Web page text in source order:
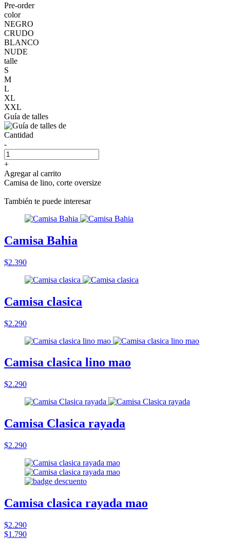
Pre-order
color
NEGRO
CRUDO
BLANCO
NUDE
talle
S
M
L
XL
XXL
Guía de talles
Cantidad
-
+
Agregar al carrito
Camisa de lino, corte oversize
También te puede interesar
Camisa Bahia
$2.390
Camisa clasica
$2.290
Camisa clasica lino mao
$2.290
Camisa Clasica rayada
$2.290
Camisa clasica rayada mao
$2.290
$1.790